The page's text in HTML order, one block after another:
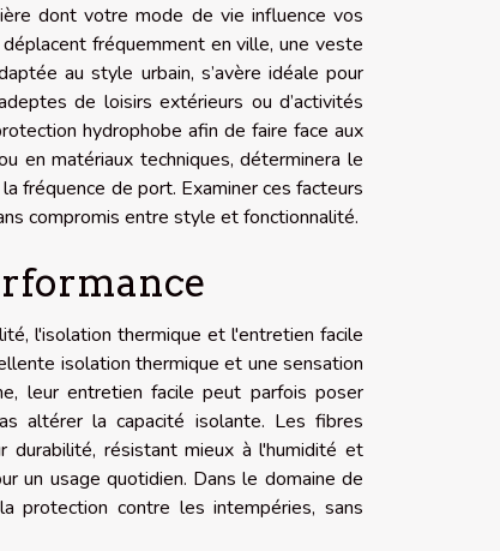
dont votre mode de vie influence vos
fréquemment en ville, une veste
au style urbain, s’avère idéale pour
de loisirs extérieurs ou d’activités
hydrophobe afin de faire face aux
en matériaux techniques, déterminera le
fréquence de port. Examiner ces facteurs
compromis entre style et fonctionnalité.
l'isolation thermique et l'entretien facile
isolation thermique et une sensation
leur entretien facile peut parfois poser
altérer la capacité isolante. Les fibres
résistant mieux à l'humidité et
un usage quotidien. Dans le domaine de
protection contre les intempéries, sans